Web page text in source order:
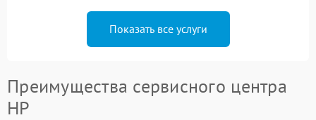
Показать все услуги
Преимущества сервисного центра
HP